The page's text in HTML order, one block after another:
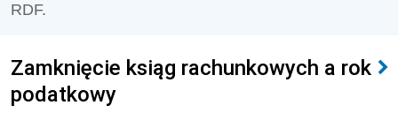
RDF.
Zamknięcie ksiąg rachunkowych a rok
podatkowy